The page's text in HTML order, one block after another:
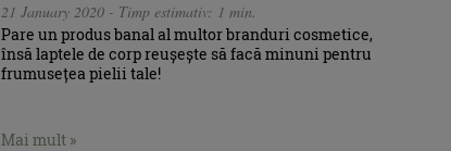
21 January 2020 - Timp estimativ: 1 min.
Pare un produs banal al multor branduri cosmetice,
însă laptele de corp reușește să facă minuni pentru
frumusețea pielii tale!
Mai mult »